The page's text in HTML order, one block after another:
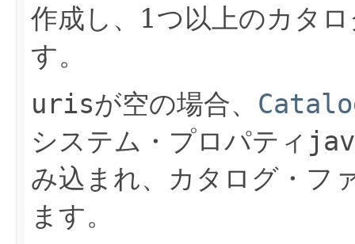
作成し、1つ以上のカタ
す。
urisが空の場合、
システム・プロパティ
み込まれ、カタログ・フ
ます。